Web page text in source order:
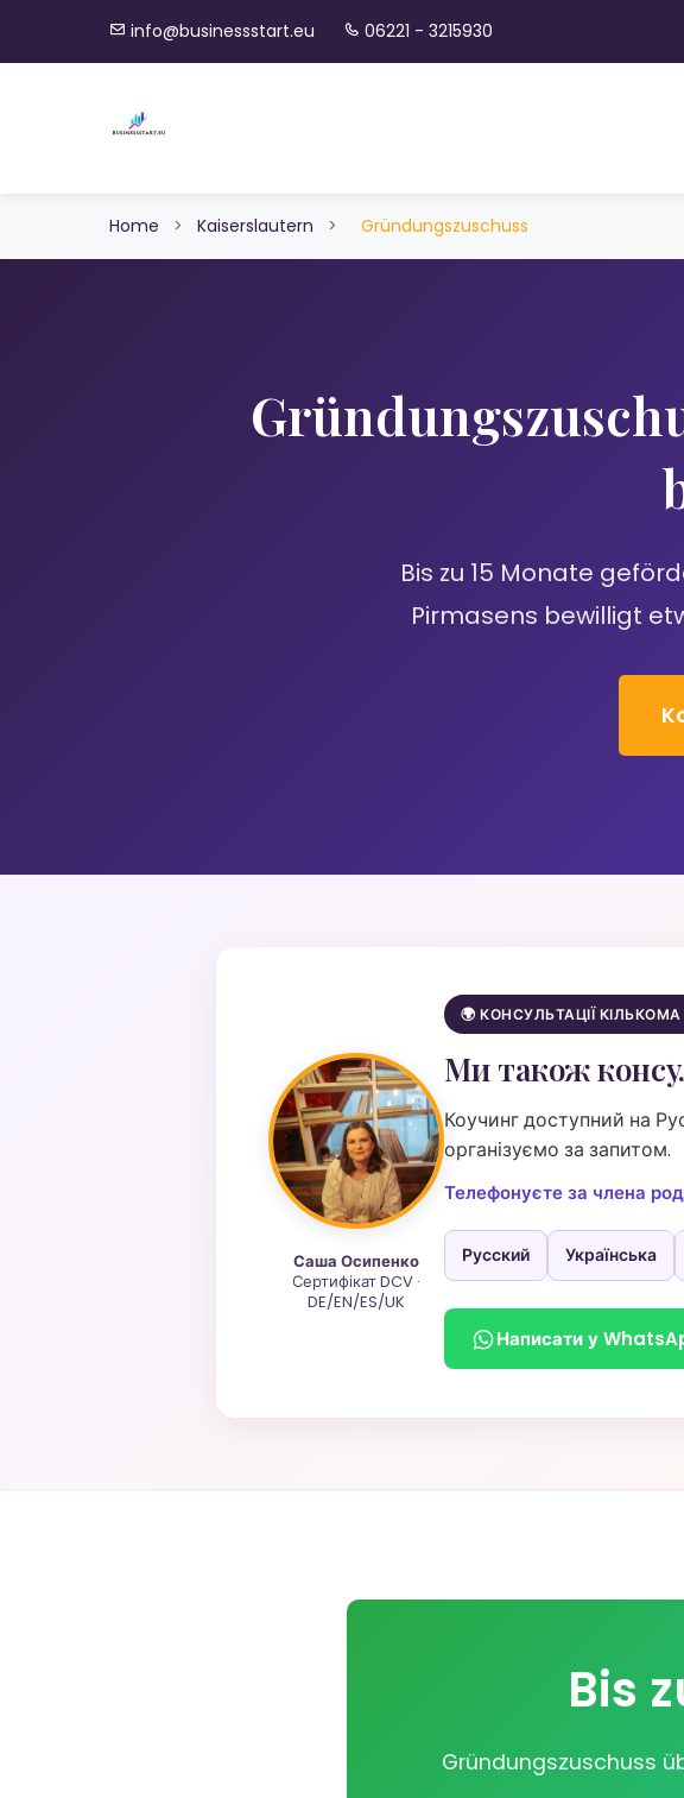
info@businessstart.eu 06221 - 3215930
Home > Kaiserslautern > Gründungszuschuss
Bis zu 15 Monate
Pirmasens bewilligt
Саша Осипенко
Сертифікат DCV ·
DE/EN/ES/UK
🌍 КОНСУЛЬТАЦІЇ
Ми також
Коучинг доступний на
організуємо за запитом.
Телефонуєте за члена
Русский Українська
Написати у
Bis
Gründungszuschuss